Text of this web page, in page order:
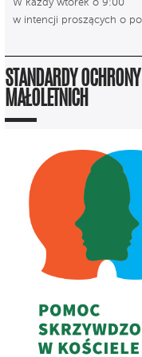
W każdy wtorek o 9:00
w intencji proszących o
STANDARDY OCHRONY
MAŁOLETNICH